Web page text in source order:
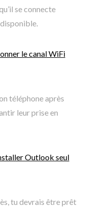
se connecte
le canal WiFi
téléphone après
leur prise en
Outlook seul
tu devrais être prêt